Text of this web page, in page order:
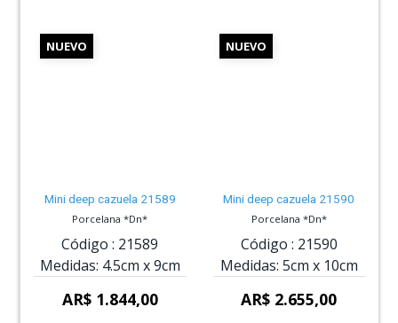
NUEVO
Mini deep cazuela 21589
Porcelana *Dn*
Código : 21589
Medidas: 4.5cm x9cm
AR$ 1.844,00
NUEVO
Mini deep cazuela 21590
Porcelana *Dn*
Código : 21590
Medidas: 5cm x 10cm
AR$ 2.655,00